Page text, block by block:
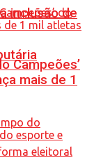
inclusão de
Campeões’
mais de 1